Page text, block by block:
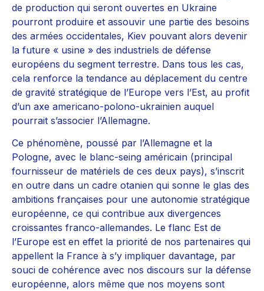
de production qui seront ouvertes en Ukraine
pourront produire et assouvir une partie des besoins
des armées occidentales, Kiev pouvant alors devenir
la future « usine » des industriels de défense
européens du segment terrestre. Dans tous les cas,
cela renforce la tendance au déplacement du centre
de gravité stratégique de l’Europe vers l’Est, au profit
d’un axe americano-polono-ukrainien auquel
pourrait s’associer l’Allemagne.
Ce phénomène, poussé par l’Allemagne et la
Pologne, avec le blanc-seing américain (principal
fournisseur de matériels de ces deux pays), s’inscrit
en outre dans un cadre otanien qui sonne le glas des
ambitions françaises pour une autonomie stratégique
européenne, ce qui contribue aux divergences
croissantes franco-allemandes. Le flanc Est de
l’Europe est en effet la priorité de nos partenaires qui
appellent la France à s’y impliquer davantage, par
souci de cohérence avec nos discours sur la défense
européenne, alors même que nos moyens sont